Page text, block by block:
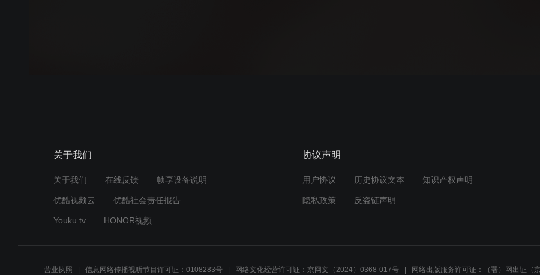
关于我们
关于我们 在线反馈 帧享设备说明
优酷视频云 优酷社会责任报告
Youku.tv HONOR视频
协议声明
用户协议 历史协议文本 知识产权声明
隐私政策 反盗链声明
营业执照 信息网络传播视听节目许可证：0108283号 网络文化经营许可证：京网文（2024）0368-017号 网络出版服务许可证：（署）网出证（